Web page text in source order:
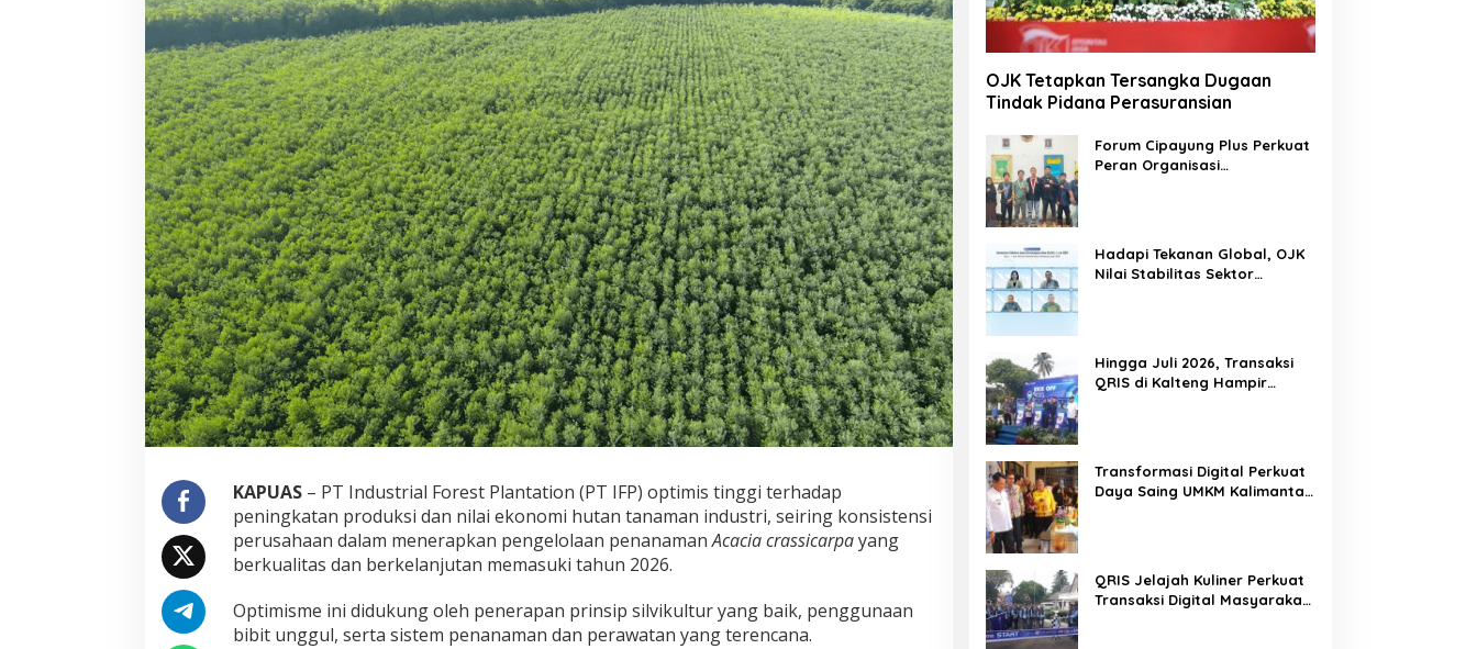
KAPUAS– PT Industrial Forest Plantation (PT IFP) optimis tinggi terhadap
peningkatan produksi dan nilai ekonomi hutan tanaman industri, seiring konsistensi
perusahaan dalam menerapkan pengelolaan penanamanAcacia crassicarpayang
berkualitas dan berkelanjutan memasuki tahun 2026.
Optimisme ini didukung oleh penerapan prinsip silvikultur yang baik, penggunaan
bibit unggul, serta sistem penanaman dan perawatan yang terencana.
OJK Tetapkan Tersangka Dugaan
Tindak Pidana Perasuransian
Forum Cipayung Plus Perkuat
Peran Organisasi
Hadapi Tekanan Global, OJK
Nilai Stabilitas Sektor
Hingga Juli 2026, Transaksi
QRIS di Kalteng Hampir
Transformasi Digital Perkuat
Daya Saing UMKM Kalimantan
QRIS Jelajah Kuliner Perkuat
Transaksi Digital Masyarakat